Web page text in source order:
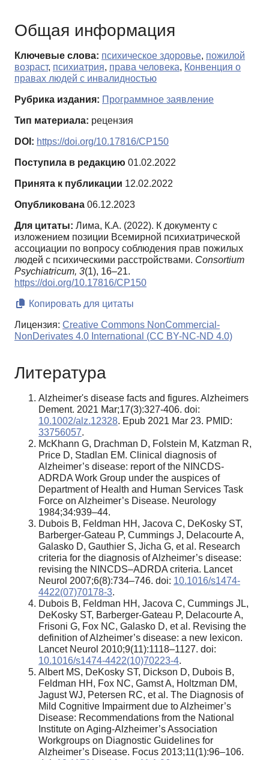
Общая информация
Ключевые слова: психическое здоровье, пожилой
возраст, психиатрия, права человека, Конвенция о
правах людей с инвалидностью
Рубрика издания: Программное заявление
Тип материала: рецензия
DOI: https://doi.org/10.17816/CP150
Поступила в редакцию 01.02.2022
Принята к публикации 12.02.2022
Опубликована 06.12.2023
Для цитаты: Лима, К.А. (2022). К документу с
изложением позиции Всемирной психиатрической
ассоциации по вопросу соблюдения прав пожилых
людей с психическими расстройствами. Consortium
Psychiatricum, 3(1), 16–21.
https://doi.org/10.17816/CP150
Копировать для цитаты
Лицензия: Creative Commons NonCommercial-
NonDerivates 4.0 International (CC BY-NC-ND 4.0)
Литература
Alzheimer's disease facts and figures. Alzheimers
Dement. 2021 Mar;17(3):327-406. doi:
10.1002/alz.12328. Epub 2021 Mar 23. PMID:
33756057.
McKhann G, Drachman D, Folstein M, Katzman R,
Price D, Stadlan EM. Clinical diagnosis of
Alzheimer’s disease: report of the NINCDS-
ADRDA Work Group under the auspices of
Department of Health and Human Services Task
Force on Alzheimer’s Disease. Neurology
1984;34:939–44.
Dubois B, Feldman HH, Jacova C, DeKosky ST,
Barberger-Gateau P, Cummings J, Delacourte A,
Galasko D, Gauthier S, Jicha G, et al. Research
criteria for the diagnosis of Alzheimer’s disease:
revising the NINCDS–ADRDA criteria. Lancet
Neurol 2007;6(8):734–746. doi: 10.1016/s1474-
4422(07)70178-3.
Dubois B, Feldman HH, Jacova C, Cummings JL,
DeKosky ST, Barberger-Gateau P, Delacourte A,
Frisoni G, Fox NC, Galasko D, et al. Revising the
definition of Alzheimer’s disease: a new lexicon.
Lancet Neurol 2010;9(11):1118–1127. doi:
10.1016/s1474-4422(10)70223-4.
Albert MS, DeKosky ST, Dickson D, Dubois B,
Feldman HH, Fox NC, Gamst A, Holtzman DM,
Jagust WJ, Petersen RC, et al. The Diagnosis of
Mild Cognitive Impairment due to Alzheimer’s
Disease: Recommendations from the National
Institute on Aging-Alzheimer’s Association
Workgroups on Diagnostic Guidelines for
Alzheimer’s Disease. Focus 2013;11(1):96–106.